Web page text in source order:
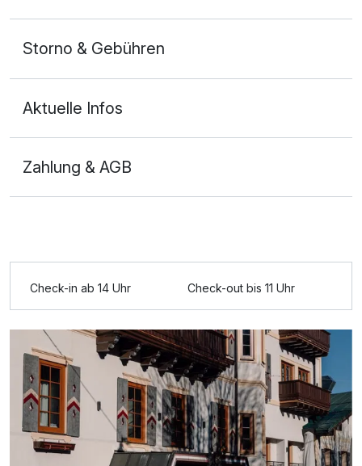
Ausstattung
Doppelzimmer Superior
2 Erwachsene
Storno & Gebühren
Aktuelle Infos
Zahlung & AGB
Check-in ab 14 Uhr Check-out bis 11 Uhr